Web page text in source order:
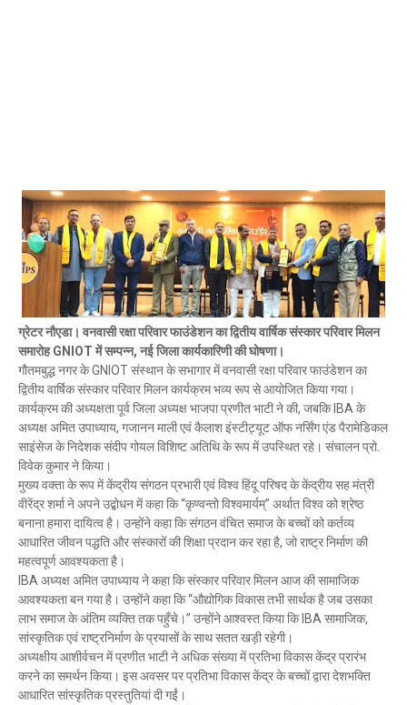
ग्रेटर नौएडा। वनवासी रक्षा परिवार फाउंडेशन का द्वितीय वार्षिक संस्कार परिवार मिलन
समारोह GNIOT में सम्पन्न, नई जिला कार्यकारिणी की घोषणा।
गौतमबुद्ध नगर के GNIOT संस्थान के सभागार में वनवासी रक्षा परिवार फाउंडेशन का
द्वितीय वार्षिक संस्कार परिवार मिलन कार्यक्रम भव्य रूप से आयोजित किया गया।
कार्यक्रम की अध्यक्षता पूर्व जिला अध्यक्ष भाजपा प्रणीत भाटी ने की, जबकि IBA के
अध्यक्ष अमित उपाध्याय, गजानन माली एवं कैलाश इंस्टीट्यूट ऑफ नर्सिंग एंड पैरामेडिकल
साइंसेज के निदेशक संदीप गोयल विशिष्ट अतिथि के रूप में उपस्थित रहे। संचालन प्रो.
विवेक कुमार ने किया।
मुख्य वक्ता के रूप में केंद्रीय संगठन प्रभारी एवं विश्व हिंदू परिषद के केंद्रीय सह मंत्री
वीरेंद्र शर्मा ने अपने उद्बोधन में कहा कि “कृण्वन्तो विश्वमार्यम्” अर्थात विश्व को श्रेष्ठ
बनाना हमारा दायित्व है। उन्होंने कहा कि संगठन वंचित समाज के बच्चों को कर्तव्य
आधारित जीवन पद्धति और संस्कारों की शिक्षा प्रदान कर रहा है, जो राष्ट्र निर्माण की
महत्वपूर्ण आवश्यकता है।
IBA अध्यक्ष अमित उपाध्याय ने कहा कि संस्कार परिवार मिलन आज की सामाजिक
आवश्यकता बन गया है। उन्होंने कहा कि “औद्योगिक विकास तभी सार्थक है जब उसका
लाभ समाज के अंतिम व्यक्ति तक पहुँचे।” उन्होंने आश्वस्त किया कि IBA सामाजिक,
सांस्कृतिक एवं राष्ट्रनिर्माण के प्रयासों के साथ सतत खड़ी रहेगी।
अध्यक्षीय आशीर्वचन में प्रणीत भाटी ने अधिक संख्या में प्रतिभा विकास केंद्र प्रारंभ
करने का समर्थन किया। इस अवसर पर प्रतिभा विकास केंद्र के बच्चों द्वारा देशभक्ति
आधारित सांस्कृतिक प्रस्तुतियां दी गईं।